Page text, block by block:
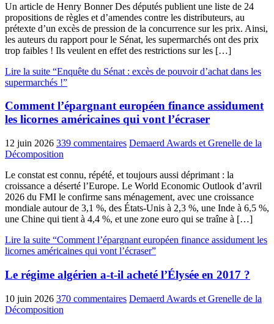
Un article de Henry Bonner Des députés publient une liste de 24
propositions de règles et d’amendes contre les distributeurs, au
prétexte d’un excès de pression de la concurrence sur les prix. Ainsi,
les auteurs du rapport pour le Sénat, les supermarchés ont des prix
trop faibles ! Ils veulent en effet des restrictions sur les […]
Lire la suite “Enquête du Sénat : excès de pouvoir d’achat dans les
supermarchés !”
Comment l’épargnant européen finance assidument
les licornes américaines qui vont l’écraser
12 juin 2026 339 commentaires Demaerd Awards et Grenelle de la
Décomposition
Le constat est connu, répété, et toujours aussi déprimant : la
croissance a déserté l’Europe. Le World Economic Outlook d’avril
2026 du FMI le confirme sans ménagement, avec une croissance
mondiale autour de 3,1 %, des États-Unis à 2,3 %, une Inde à 6,5 %,
une Chine qui tient à 4,4 %, et une zone euro qui se traîne à […]
Lire la suite “Comment l’épargnant européen finance assidument les
licornes américaines qui vont l’écraser”
Le régime algérien a-t-il acheté l’Élysée en 2017 ?
10 juin 2026 370 commentaires Demaerd Awards et Grenelle de la
Décomposition